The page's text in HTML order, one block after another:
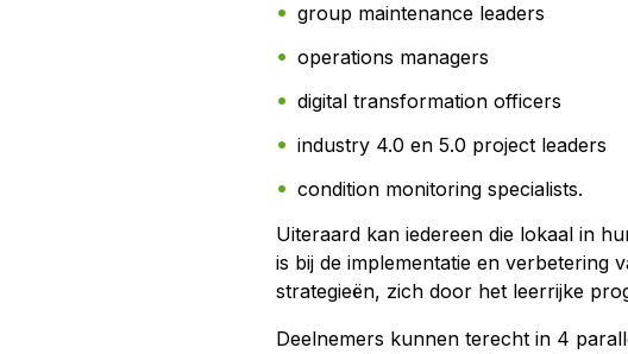
group maintenance leaders
operations managers
digital transformation officers
industry 4.0 en 5.0 project leaders
condition monitoring specialists.
Uiteraard kan iedereen die lokaal in
is bij de implementatie en verbetering
strategieën, zich door het leerrijke
Deelnemers kunnen terecht in 4